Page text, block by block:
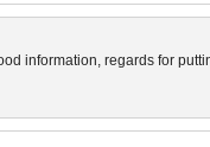
information, regards for